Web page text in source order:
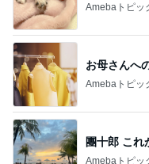
Amebaトピッ
お母さんへ
Amebaトピッ
團十郎 これ
Amebaトピッ